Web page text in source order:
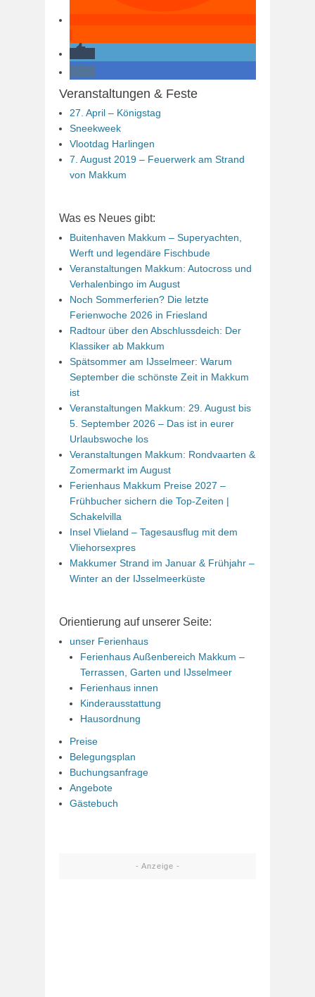
Veranstaltungen & Feste
27. April – Königstag
Sneekweek
Vlootdag Harlingen
7. August 2019 – Feuerwerk am Strand
von Makkum
Was es Neues gibt:
Buitenhaven Makkum – Superyachten,
Werft und legendäre Fischbude
Veranstaltungen Makkum: Autocross und
Verhalenbingo im August
Noch Sommerferien? Die letzte
Ferienwoche 2026 in Friesland
Radtour über den Abschlussdeich: Der
Klassiker ab Makkum
Spätsommer am IJsselmeer: Warum
September die schönste Zeit in Makkum
ist
Veranstaltungen Makkum: 29. August bis
5. September 2026 – Das ist in eurer
Urlaubswoche los
Veranstaltungen Makkum: Rondvaarten &
Zomermarkt im August
Ferienhaus Makkum Preise 2027 –
Frühbucher sichern die Top-Zeiten |
Schakelvilla
Insel Vlieland – Tagesausflug mit dem
Vliehorsexpres
Makkumer Strand im Januar & Frühjahr –
Winter an der IJsselmeerküste
Orientierung auf unserer Seite:
unser Ferienhaus
Ferienhaus Außenbereich Makkum –
Terrassen, Garten und IJsselmeer
Ferienhaus innen
Kinderausstattung
Hausordnung
Preise
Belegungsplan
Buchungsanfrage
Angebote
Gästebuch
- Anzeige -